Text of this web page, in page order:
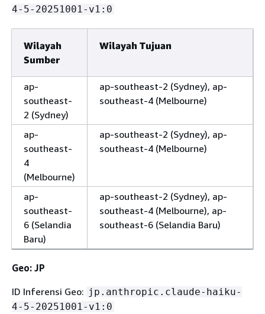
4-5-20251001-v1:0
Wilayah
Sumber
Wilayah Tujuan
ap-
southeast-
2 (Sydney)
ap-southeast-2 (Sydney), ap-
southeast-4 (Melbourne)
ap-
southeast-
4
(Melbourne)
ap-southeast-2 (Sydney), ap-
southeast-4 (Melbourne)
ap-
southeast-
6 (Selandia
Baru)
ap-southeast-2 (Sydney), ap-
southeast-4 (Melbourne), ap-
southeast-6 (Selandia Baru)
Geo: JP
ID Inferensi Geo: jp.anthropic.claude-haiku-
4-5-20251001-v1:0